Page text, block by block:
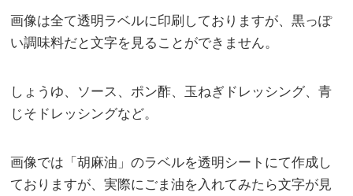
画像は全て透明ラベルに印刷しておりますが、黒っぽ
い調味料だと文字を見ることができません。
しょうゆ、ソース、ポン酢、玉ねぎドレッシング、青
じそドレッシングなど。
画像では「胡麻油」のラベルを透明シートにて作成し
ておりますが、実際にごま油を入れてみたら文字が見